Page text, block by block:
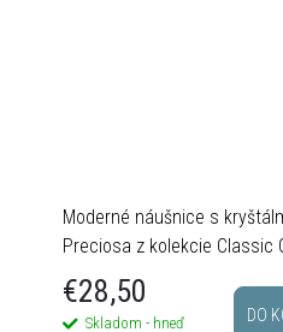
Moderné náušnice s
Preciosa z kolekcie Classic
€28,50
Skladom - hneď
DO